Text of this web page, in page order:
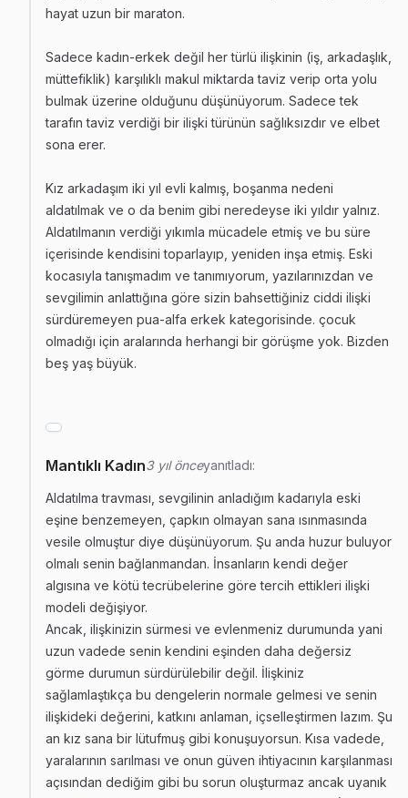
hayat uzun bir maraton.
Sadece kadın-erkek değil her türlü ilişkinin (iş, arkadaşlık,
müttefiklik) karşılıklı makul miktarda taviz verip orta yolu
bulmak üzerine olduğunu düşünüyorum. Sadece tek
tarafın taviz verdiği bir ilişki türünün sağlıksızdır ve elbet
sona erer.
Kız arkadaşım iki yıl evli kalmış, boşanma nedeni
aldatılmak ve o da benim gibi neredeyse iki yıldır yalnız.
Aldatılmanın verdiği yıkımla mücadele etmiş ve bu süre
içerisinde kendisini toparlayıp, yeniden inşa etmiş. Eski
kocasıyla tanışmadım ve tanımıyorum, yazılarınızdan ve
sevgilimin anlattığına göre sizin bahsettiğiniz ciddi ilişki
sürdüremeyen pua-alfa erkek kategorisinde. çocuk
olmadığı için aralarında herhangi bir görüşme yok. Bizden
beş yaş büyük.
Mantıklı Kadın3 yıl önceyanıtladı:
Aldatılma travması, sevgilinin anladığım kadarıyla eski
eşine benzemeyen, çapkın olmayan sana ısınmasında
vesile olmuştur diye düşünüyorum. Şu anda huzur buluyor
olmalı senin bağlanmandan. İnsanların kendi değer
algısına ve kötü tecrübelerine göre tercih ettikleri ilişki
modeli değişiyor.
Ancak, ilişkinizin sürmesi ve evlenmeniz durumunda yani
uzun vadede senin kendini eşinden daha değersiz
görme durumun sürdürülebilir değil. İlişkiniz
sağlamlaştıkça bu dengelerin normale gelmesi ve senin
ilişkideki değerini, katkını anlaman, içselleştirmen lazım. Şu
an kız sana bir lütufmuş gibi konuşuyorsun. Kısa vadede,
yaralarının sarılması ve onun güven ihtiyacının karşılanması
açısından dediğim gibi bu sorun oluşturmaz ancak uyanık